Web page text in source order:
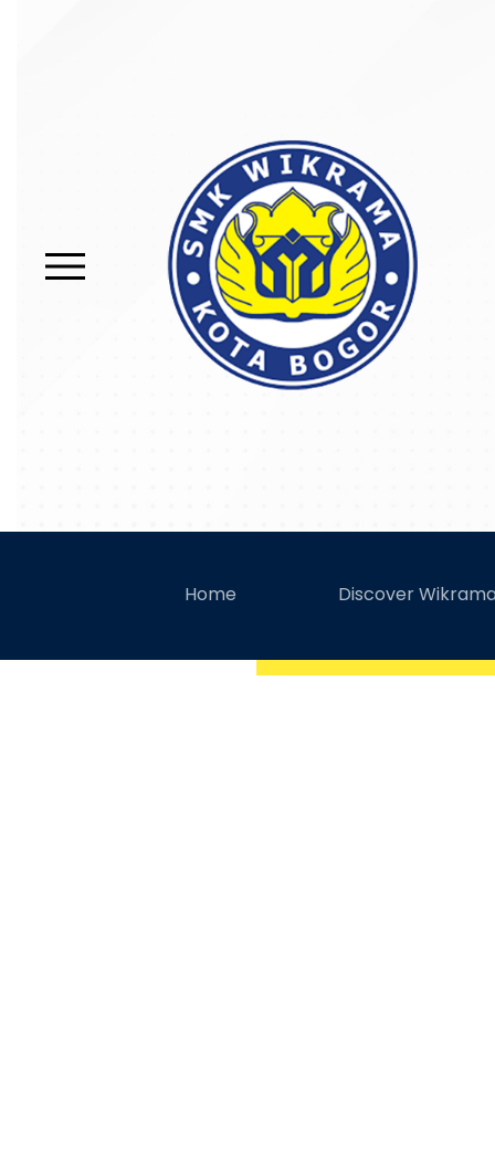
Home Discover